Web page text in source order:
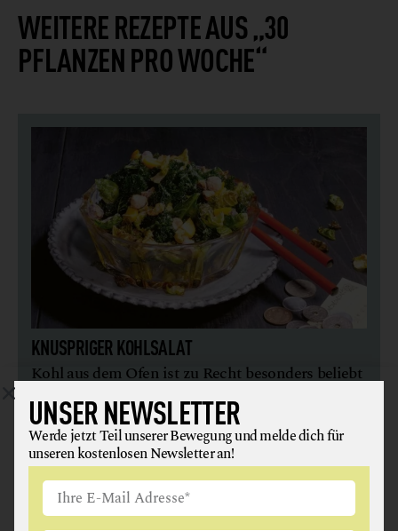
WEITERE REZEPTE AUS „30
PFLANZEN PRO WOCHE“
KNUSPRIGER KOHLSALAT
Kohl aus dem Ofen ist zu Recht besonders beliebt
geworden. Mit diesem Dressing – kreiert im
Restaurant Mochi – noch viel mehr.
weiterlesen
UNSER NEWSLETTER
Werde jetzt Teil unserer Bewegung und melde dich für
unseren kostenlosen Newsletter an!